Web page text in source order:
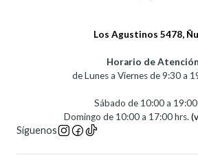
Los Agustinos 5478,
Horario de
de Lunes a Viernes de 9:30 a
Sábado de 10:00 a
Domingo de 10:00 a 17:00 hrs.
Síguenos